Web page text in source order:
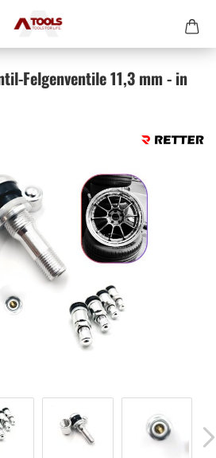
Felgenventile 11,3 mm - in